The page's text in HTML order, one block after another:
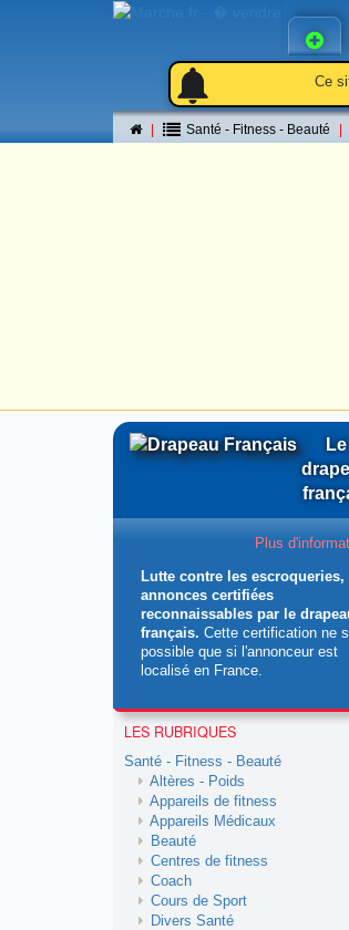
notifications
notifications Ce
Santé - Fitness - Beauté
Le
Plus
Lutte contre les escroqueries,
annonces certifiées
reconnaissables par le
français. Cette certification ne
possible que si l'annonceur est
localisé en France.
LES RUBRIQUES
Santé - Fitness - Beauté
Altères - Poids
Appareils de fitness
Appareils Médicaux
Beauté
Centres de fitness
Coach
Cours de Sport
Divers Santé